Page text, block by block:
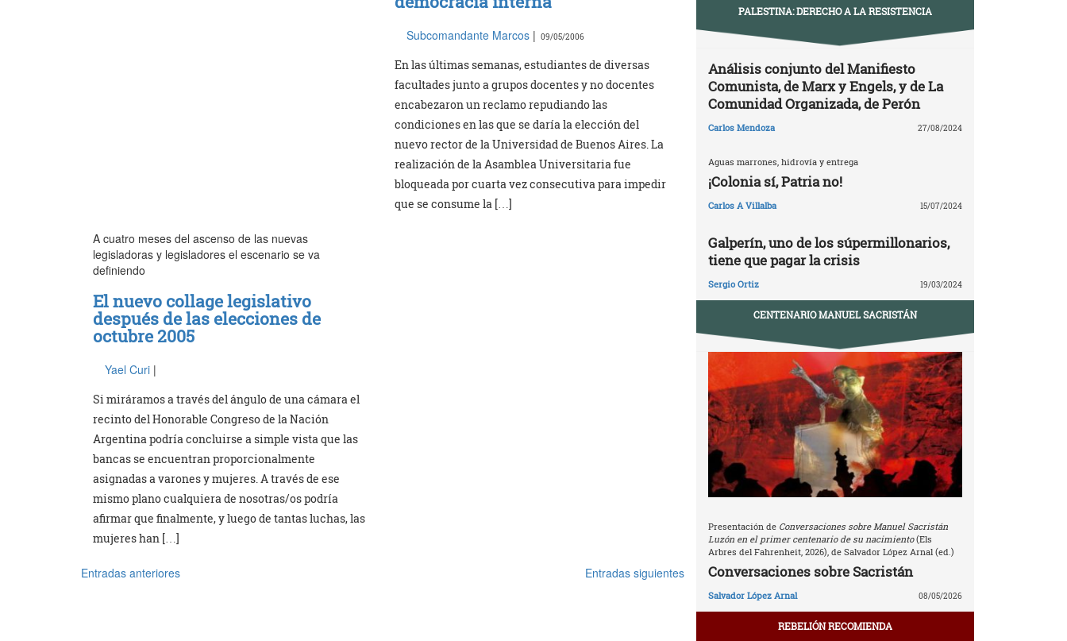
Subcomandante Marcos | 09/05/2006
En las últimas semanas, estudiantes de diversas
facultades junto a grupos docentes y no docentes
encabezaron un reclamo repudiando las
condiciones en las que se daría la elección del
nuevo rector de la Universidad de Buenos Aires. La
realización de la Asamblea Universitaria fue
bloqueada por cuarta vez consecutiva para impedir
que se consume la […]
A cuatro meses del ascenso de las nuevas
legisladoras y legisladores el escenario se va
definiendo
El nuevo collage legislativo
después de las elecciones de
octubre 2005
Yael Curi |
Si miráramos a través del ángulo de una cámara el
recinto del Honorable Congreso de la Nación
Argentina podría concluirse a simple vista que las
bancas se encuentran proporcionalmente
asignadas a varones y mujeres. A través de ese
mismo plano cualquiera de nosotras/os podría
afirmar que finalmente, y luego de tantas luchas, las
mujeres han […]
Entradas anteriores Entradas siguientes
PALESTINA: DERECHO A LA RESISTENCIA
Análisis conjunto del Manifiesto
Comunista, de Marx y Engels, y de La
Comunidad Organizada, de Perón
Carlos Mendoza 27/08/2024
Aguas marrones, hidrovía y entrega
¡Colonia sí, Patria no!
Carlos A Villalba 15/07/2024
Galperín, uno de los súpermillonarios,
tiene que pagar la crisis
Sergio Ortiz 19/03/2024
CENTENARIO MANUEL SACRISTÁN
Presentación de Conversaciones sobre Manuel Sacristán
Luzón en el primer centenario de su nacimiento(Els
Arbres del Fahrenheit, 2026), de Salvador López Arnal (ed.)
Conversaciones sobre Sacristán
Salvador López Arnal 08/05/2026
REBELIÓN RECOMIENDA